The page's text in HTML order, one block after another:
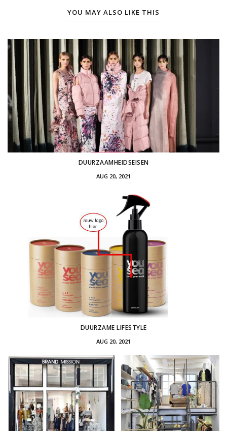
YOU MAY ALSO LIKE THIS
DUURZAAMHEIDSEISEN
AUG 20, 2021
DUURZAME LIFESTYLE
AUG 20, 2021